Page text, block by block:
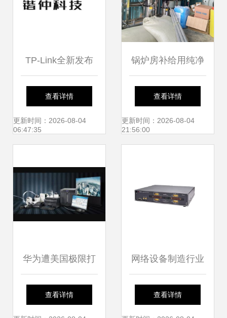
TP-Link全新发布
拓展网络设备制造
版图
查看详情
更新时间：2026-08-04
06:47:35
锅炉房补给用纯净
水设备0.5吨-2吨反
渗透净水设备批发
查看详情
更新时间：2026-08-04
21:56:00
华为遭美国极限打
压下的赢家 网络设
查看详情
网络设备制造行业
研究 数字化转型驱
查看详情